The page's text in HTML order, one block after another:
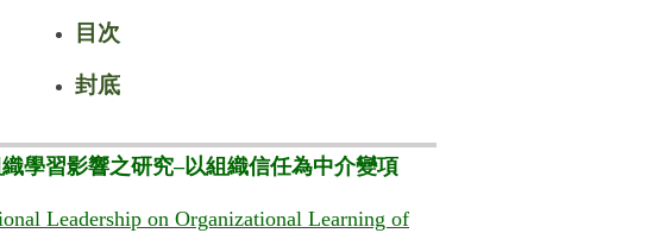
目次
封底
學習影響之研究–以組織信任為中介變項
Leadership on Organizational Learning of